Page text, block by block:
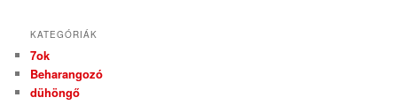
KATEGÓRIÁK
7ok
Beharangozó
dühöngő